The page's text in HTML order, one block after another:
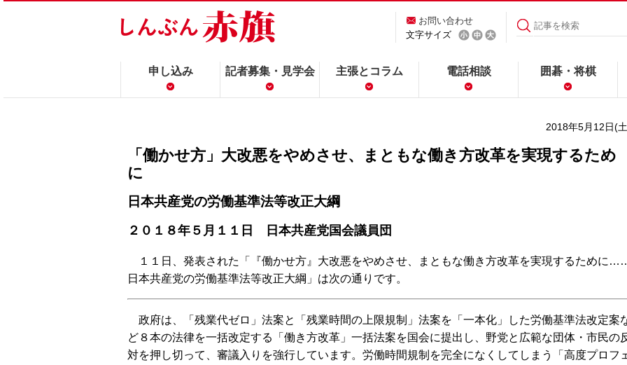
お問い合わせ
文字サイズ
申し込み 記者募集・見学会 主張とコラム 電話相談 囲碁・将棋
2018年5月12日(
「働かせ方」大改悪をやめさせ、まともな働き方改革を実現するため
に
日本共産党の労働基準法等改正大綱
２０１８年５月１１日 日本共産党国会議員団
１１日、発表された「『働かせ方』大改悪をやめさせ、まともな働き方改革を実現するために
日本共産党の労働基準法等改正大綱」は次の通りです。
政府は、「残業代ゼロ」法案と「残業時間の上限規制」法案を「一本化」した労働基準法改定案
ど８本の法律を一括改定する「働き方改革」一括法案を国会に提出し、野党と広範な団体・市民の
対を押し切って、審議入りを強行しています。労働時間規制を完全になくしてしまう「高度プロフ